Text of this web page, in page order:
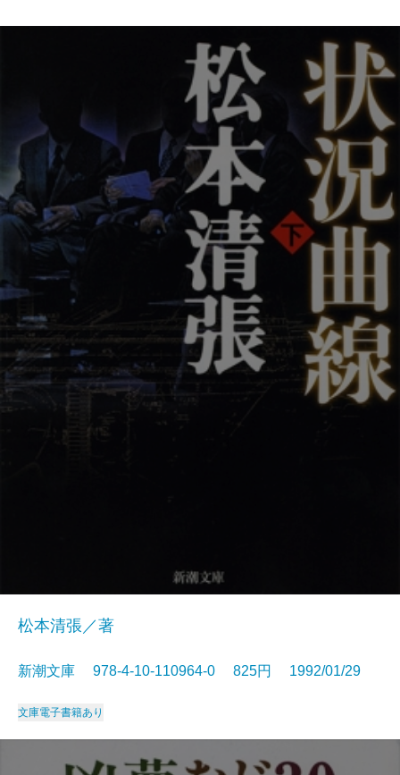
松本清張／著
新潮文庫 978-4-10-110964-0 825円 1992/01/29
文庫電子書籍あり